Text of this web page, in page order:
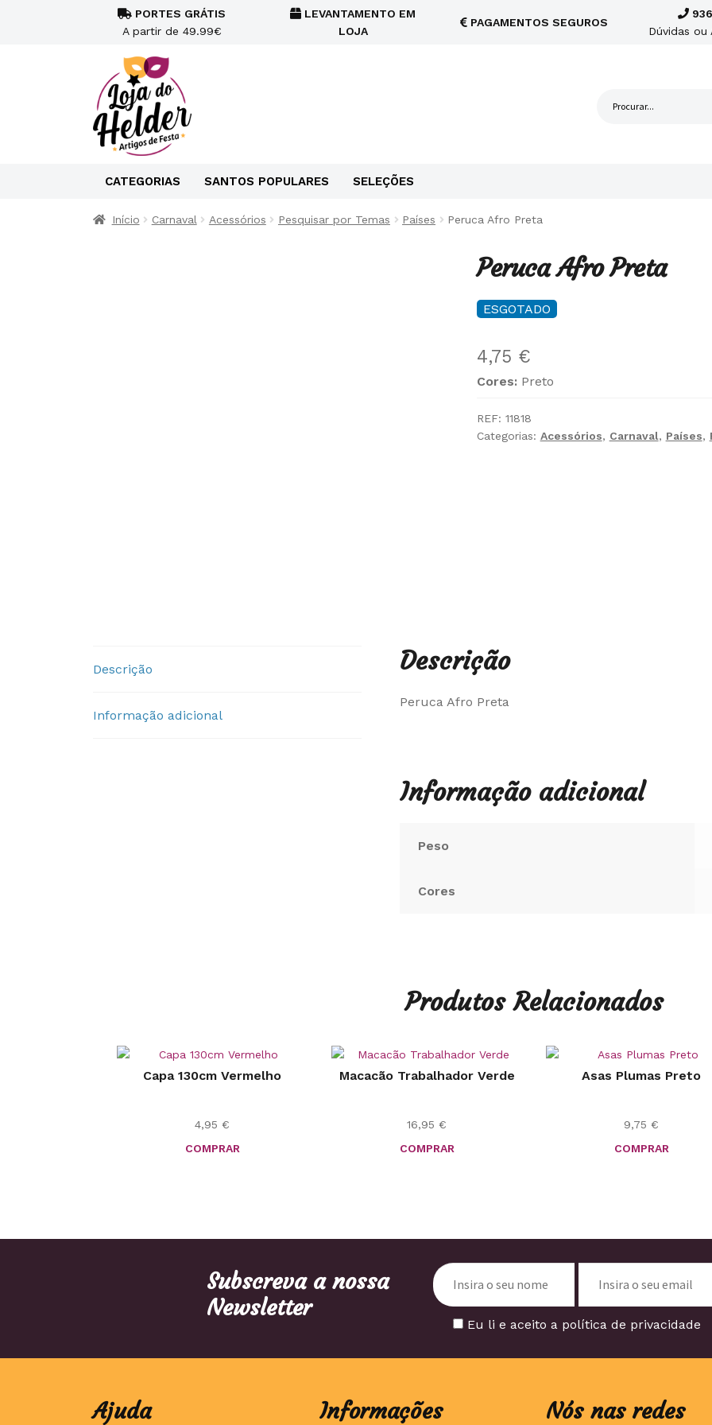
PORTES GRÁTIS
A partir de 49.99€
LEVANTAMENTO EM
LOJA
PAGAMENTOS SEGUROS
Dúvidas ou
CATEGORIAS SANTOS POPULARES SELEÇÕES
Início Carnaval Acessórios Pesquisar por Temas Países Peruca Afro Preta
Peruca Afro Preta
ESGOTADO
4,75 €
Cores: Preto
REF: 11818
Categorias: Acessórios, Carnaval, Países,
Descrição
Informação adicional
Descrição
Peruca Afro Preta
Informação adicional
Peso
Cores
Produtos Relacionados
Capa 130cm Vermelho
4,95 €
COMPRAR
Macacão Trabalhador Verde
16,95 €
COMPRAR
Asas Plumas Preto
9,75 €
COMPRAR
Subscreva a nossa
Newsletter
Eu li e aceito a política de privacidade
Ajuda Informações Nós nas redes